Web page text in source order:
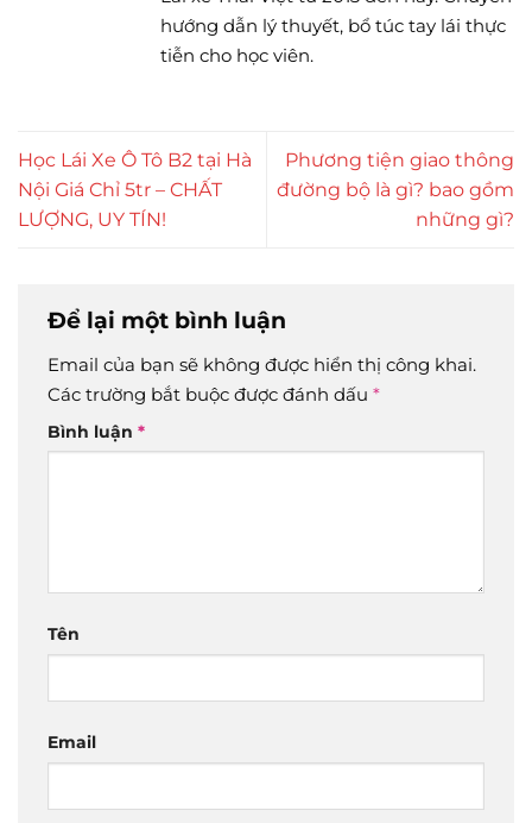
hướng dẫn lý thuyết, bổ túc tay lái thực
tiễn cho học viên.
Học Lái Xe Ô Tô B2 tại Hà
Nội Giá Chỉ 5tr – CHẤT
LƯỢNG, UY TÍN!
Phương tiện giao thông
đường bộ là gì? bao gồm
những gì?
Để lại một bình luận
Email của bạn sẽ không được hiển thị công khai.
Các trường bắt buộc được đánh dấu *
Bình luận *
Tên
Email